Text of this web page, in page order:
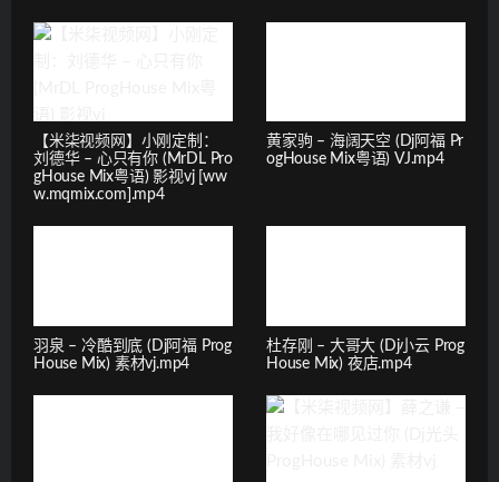
【米柒视频网】小刚定制：
刘德华 – 心只有你 (MrDL Pro
gHouse Mix粤语) 影视vj [ww
w.mqmix.com].mp4
黄家驹 – 海阔天空 (Dj阿福 Pr
ogHouse Mix粤语) VJ.mp4
羽泉 – 冷酷到底 (Dj阿福 Prog
House Mix) 素材vj.mp4
杜存刚 – 大哥大 (Dj小云 Prog
House Mix) 夜店.mp4